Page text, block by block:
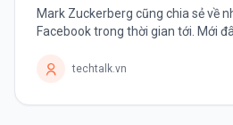
Mark Zuckerberg cũng chia sẻ về
Facebook trong thời gian tới. Mới đây, CEO của Facebook
cho bản thân mình nữa. Thay...
techtalk.vn